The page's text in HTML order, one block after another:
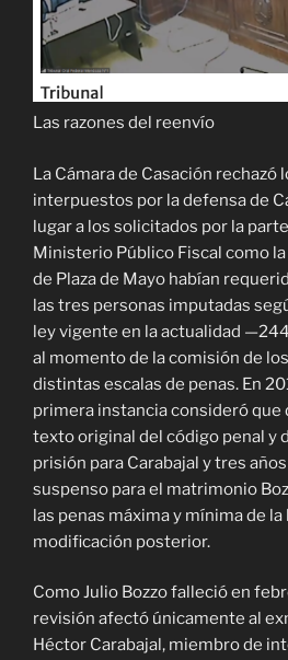
Las razones del reenvío
La Cámara de Casación rechazó
interpuestos por la defensa de
lugar a los solicitados por la
Ministerio Público Fiscal como
de Plaza de Mayo habían
las tres personas imputadas
ley vigente en la actualidad
al momento de la comisión de
distintas escalas de penas. En
primera instancia consideró que
texto original del código penal y
prisión para Carabajal y tres
suspenso para el matrimonio
las penas máxima y mínima de la
modificación posterior.
Como Julio Bozzo falleció en
revisión afectó únicamente al
Héctor Carabajal, miembro de